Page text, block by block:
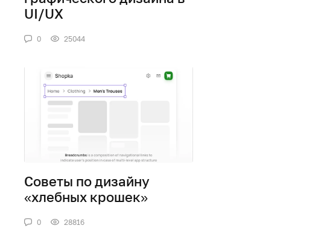
UI/UX
0 25044
Советы по дизайну
«хлебных крошек»
0 28816